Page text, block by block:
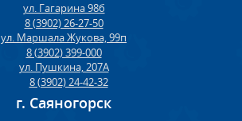
ул. Гагарина 98б
8 (3902) 26-27-50
ул. Маршала Жукова, 99п
8 (3902) 399-000
ул. Пушкина, 207А
8 (3902) 24-42-32
г. Саяногорск